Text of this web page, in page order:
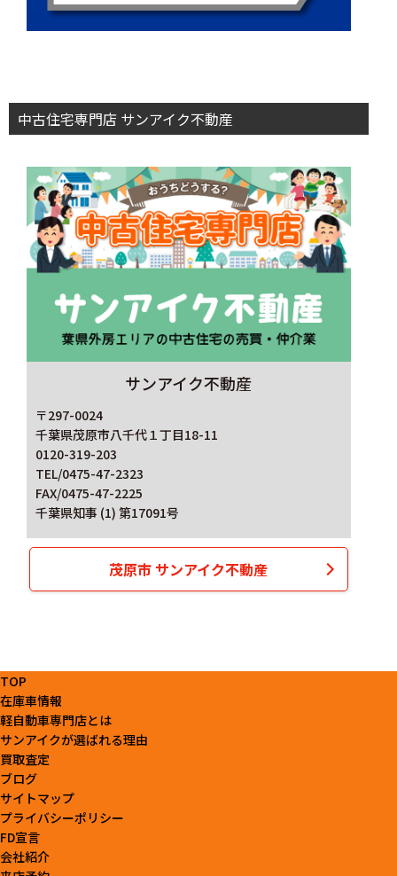
中古住宅専門店 サンアイク不動産
サンアイク不動産
〒297-0024
千葉県茂原市八千代１丁目18-11
0120-319-203
TEL/0475-47-2323
FAX/0475-47-2225
千葉県知事 (1) 第17091号
茂原市 サンアイク不動産
TOP
在庫車情報
軽自動車専門店とは
サンアイクが選ばれる理由
買取査定
ブログ
サイトマップ
プライバシーポリシー
FD宣言
会社紹介